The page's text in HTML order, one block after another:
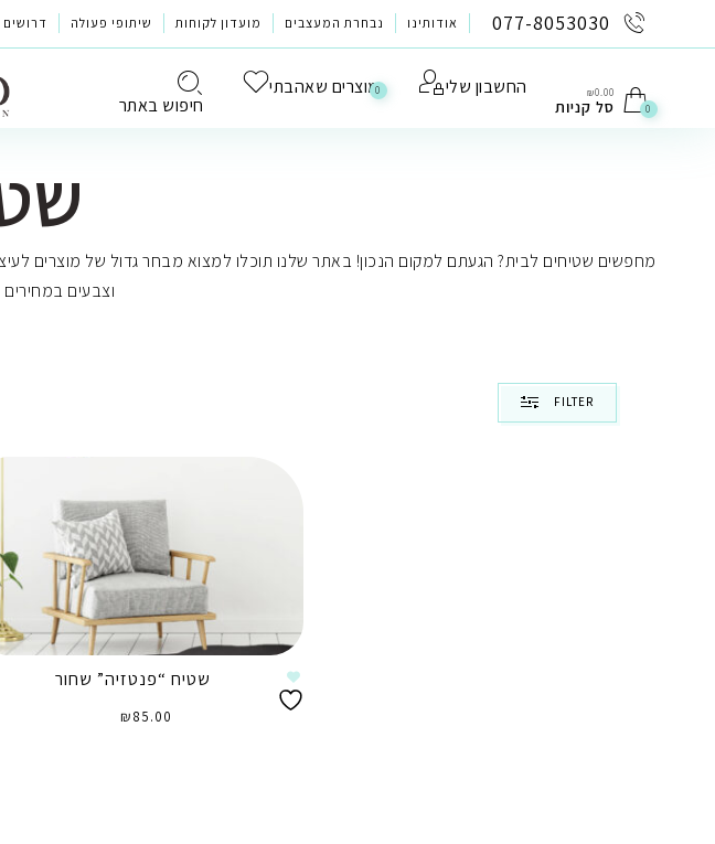
077-8053030 אודותינו נבחרת המעצבים מועדון לקוחות שיתופי פעולה דרושים
חיפוש באתר
0מוצרים שאהבתי החשבון שלי ₪0.00
סל קניות 0
מחפשים שטיחים לבית? הגעתם למקום הנכון! באתר שלנו תוכלו למצוא מבחר גדול של מוצרים
וצבעים
FILTER
שטיח “פנטזיה” שחור
₪85.00